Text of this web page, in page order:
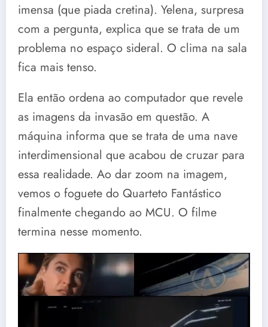
imensa (que piada cretina). Yelena, surpresa
com a pergunta, explica que se trata de um
problema no espaço sideral. O clima na sala
fica mais tenso.
Ela então ordena ao computador que revele
as imagens da invasão em questão. A
máquina informa que se trata de uma nave
interdimensional que acabou de cruzar para
essa realidade. Ao dar zoom na imagem,
vemos o foguete do Quarteto Fantástico
finalmente chegando ao MCU. O filme
termina nesse momento.